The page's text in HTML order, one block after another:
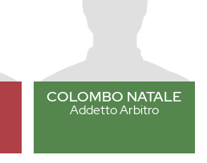
COLOMBO NATALE
Addetto Arbitro